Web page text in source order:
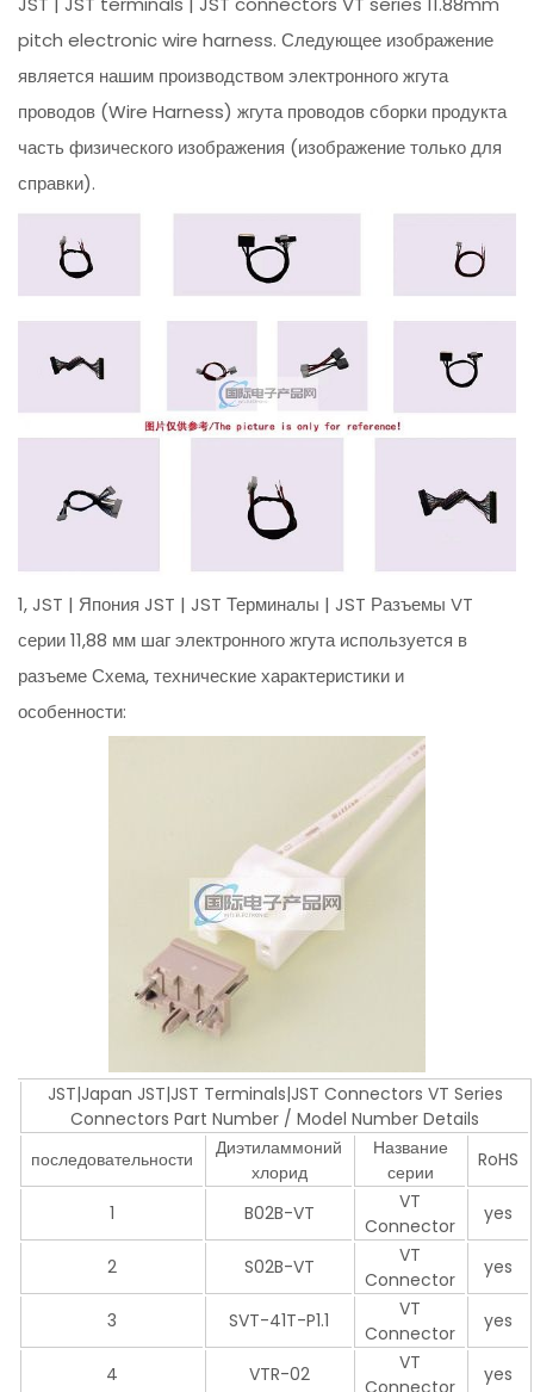
pitch electronic wire harness. Следующее изображение
является нашим производством электронного жгута
проводов (Wire Harness) жгута проводов сборки продукта
часть физического изображения (изображение только для
справки).
1, JST | Япония JST | JST Терминалы | JST Разъемы VT
серии 11,88 мм шаг электронного жгута используется в
разъеме Схема, технические характеристики и
особенности:
JST|Japan JST|JST Terminals|JST Connectors VT Series
Connectors Part Number / Model Number Details
последовательности
Диэтиламмоний
хлорид
Название
серии
RoHS
1 B02B-VT
VT
Connector
yes
2 S02B-VT
VT
Connector
yes
3 SVT-41T-P1.1
VT
Connector
yes
4 VTR-02
VT
Connector
yes